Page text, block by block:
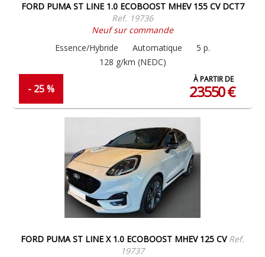
FORD PUMA ST LINE 1.0 ECOBOOST MHEV 155 CV DCT7
Ref. 19736
Neuf sur commande
Essence/Hybride
Automatique
5 p.
128 g/km (NEDC)
- 25 %
À PARTIR DE
23550 €
FORD PUMA ST LINE X 1.0 ECOBOOST MHEV 125 CV Ref.
19737